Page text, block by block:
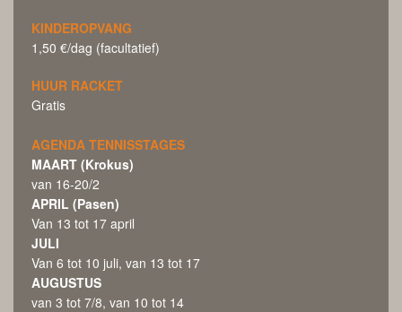
KINDEROPVANG
1,50 €/dag (facultatief)
HUUR RACKET
Gratis
AGENDA TENNISSTAGES
MAART (Krokus)
van 16-20/2
APRIL (Pasen)
Van 13 tot 17 april
JULI
Van 6 tot 10 juli, van 13 tot 17
AUGUSTUS
van 3 tot 7/8, van 10 tot 14